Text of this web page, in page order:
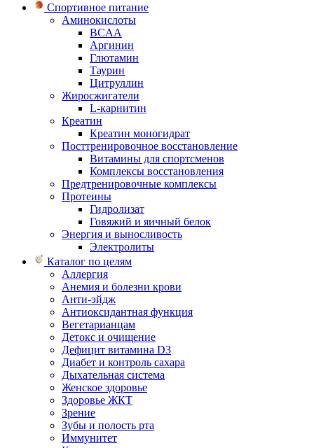
Спортивное питание
Аминокислоты
BCAA
Аргинин
Глютамин
Таурин
Цитруллин
Жиросжигатели
L-карнитин
Креатин
Креатин моногидрат
Посттренировочное восстановление
Витамины для спортсменов
Комплексы восстановления
Предтренировочные комплексы
Протеины
Гидролизат
Говяжий и яичный белок
Энергия и выносливость
Электролиты
Каталог по целям
Аллергия
Анемия и болезни крови
Анти-эйдж
Антиоксидантная функция
Вегетарианцам
Детокс и очищение
Дефицит витамина D3
Диабет и контроль сахара
Дыхательная система
Женское здоровье
Здоровье ЖКТ
Зрение
Зубы и полость рта
Иммунитет